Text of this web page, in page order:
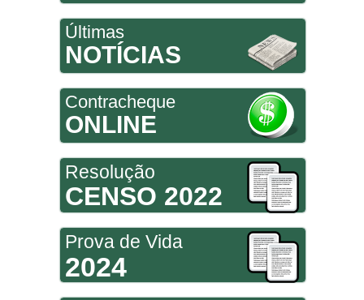
Últimas
NOTÍCIAS
Contracheque
ONLINE
Resolução
CENSO 2022
Prova de Vida
2024